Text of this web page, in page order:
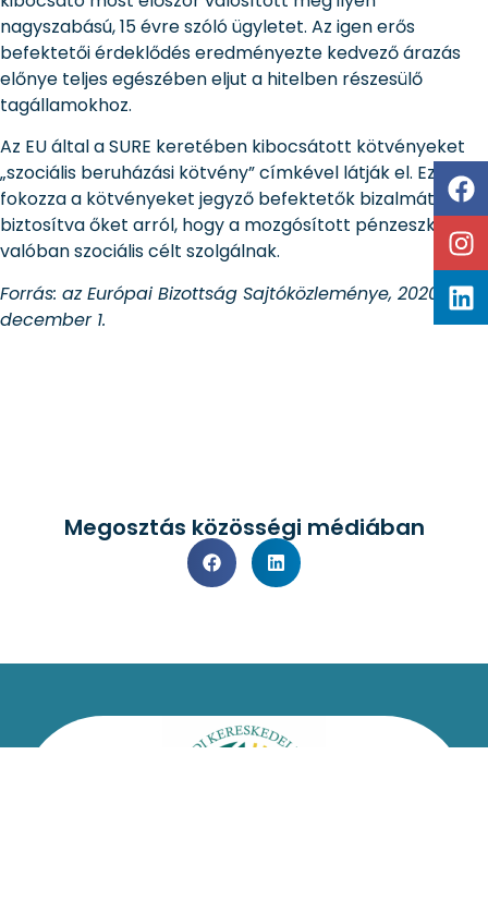
nagyszabású, 15 évre szóló ügyletet. Az igen erős
befektetői érdeklődés eredményezte kedvező árazás
előnye teljes egészében eljut a hitelben részesülő
tagállamokhoz.
Az EU által a SURE keretében kibocsátott kötvényeket
„szociális beruházási kötvény” címkével látják el. Ez
fokozza a kötvényeket jegyző befektetők bizalmát,
biztosítva őket arról, hogy a mozgósított pénzeszközök
valóban szociális célt szolgálnak.
Forrás: az Európai Bizottság Sajtóközleménye, 2020.
december 1.
Megosztás közösségi médiában